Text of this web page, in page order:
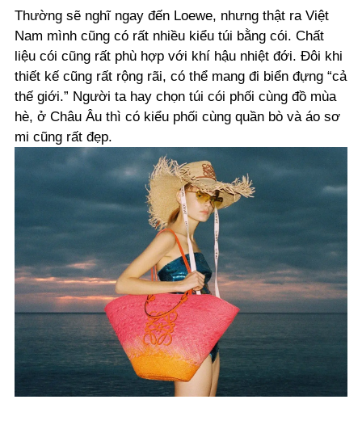
Thường sẽ nghĩ ngay đến Loewe, nhưng thật ra Việt
Nam mình cũng có rất nhiều kiểu túi bằng cói. Chất
liệu cói cũng rất phù hợp với khí hậu nhiệt đới. Đôi khi
thiết kế cũng rất rộng rãi, có thể mang đi biển đựng “cả
thế giới.” Người ta hay chọn túi cói phối cùng đồ mùa
hè, ở Châu Âu thì có kiểu phối cùng quần bò và áo sơ
mi cũng rất đẹp.